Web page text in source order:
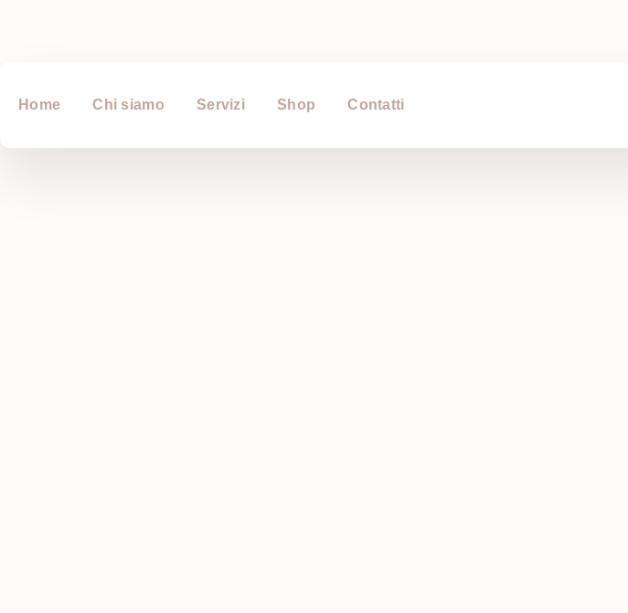
Home Chi siamo Servizi Shop Contatti